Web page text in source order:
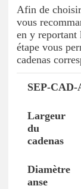
Afin de
vous
en y reportant
étape vous
cadenas
Référence
SEP-CAD-